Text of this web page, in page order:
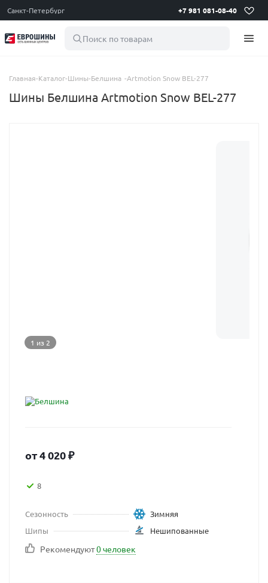
Санкт-Петербург +7 981 081-08-40
Поиск по товарам
Главная-Каталог-Шины-Белшина -Artmotion Snow BEL-277
Шины Белшина Artmotion Snow BEL-277
1 из 2
от4 020₽
8
Сезонность
Зимняя
Шипы
Нешипованные
Рекомендуют0 человек